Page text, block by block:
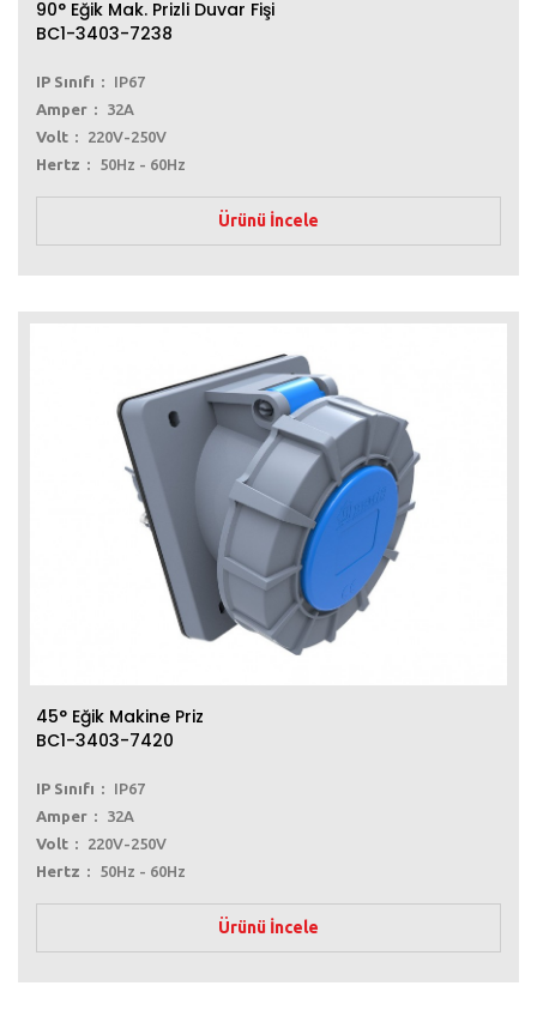
90° Eğik Mak. Prizli Duvar Fişi
BC1-3403-7238
IP Sınıfı
IP67
Amper
32A
Volt
220V-250V
Hertz
50Hz - 60Hz
Ürünü İncele
45° Eğik Makine Priz
BC1-3403-7420
IP Sınıfı
IP67
Amper
32A
Volt
220V-250V
Hertz
50Hz - 60Hz
Ürünü İncele